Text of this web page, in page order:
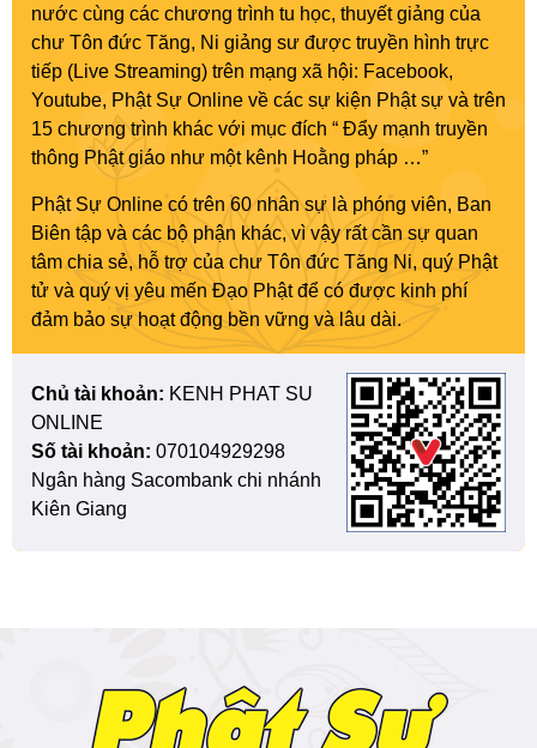
nước cùng các chương trình tu học, thuyết giảng của
chư Tôn đức Tăng, Ni giảng sư được truyền hình trực
tiếp (Live Streaming) trên mạng xã hội: Facebook,
Youtube, Phật Sự Online về các sự kiện Phật sự và trên
15 chương trình khác với mục đích “ Đẩy mạnh truyền
thông Phật giáo như một kênh Hoằng pháp …”
Phật Sự Online có trên 60 nhân sự là phóng viên, Ban
Biên tập và các bộ phận khác, vì vậy rất cần sự quan
tâm chia sẻ, hỗ trợ của chư Tôn đức Tăng Ni, quý Phật
tử và quý vị yêu mến Đạo Phật để có được kinh phí
đảm bảo sự hoạt động bền vững và lâu dài.
Chủ tài khoản: KENH PHAT SU
ONLINE
Số tài khoản: 070104929298
Ngân hàng Sacombank chi nhánh
Kiên Giang